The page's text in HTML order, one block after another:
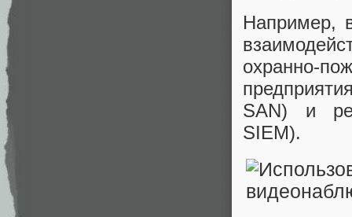
Например,
охранно-
SAN) и
SIEM).